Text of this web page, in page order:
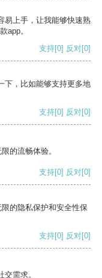
易上手，让我能够快速熟
app。
支持[0] 反对[0]
下，比如能够支持更多地
支持[0] 反对[0]
的流畅体验。
支持[0] 反对[0]
的隐私保护和安全性保
支持[0] 反对[0]
需求。